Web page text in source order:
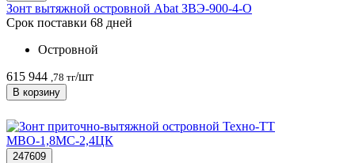
Зонт вытяжной островной Abat ЗВЭ-900-4-О
Срок поставки 68 дней
Островной
615 944 ,78 тг/шт
В корзину
247609